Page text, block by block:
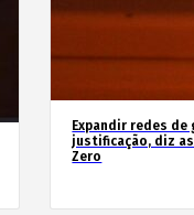
Expandir redes de
justificação, diz
Zero